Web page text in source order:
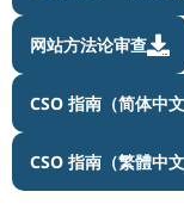

网站方法论审查
CSO 指南（简体中文
CSO 指南（繁體中文